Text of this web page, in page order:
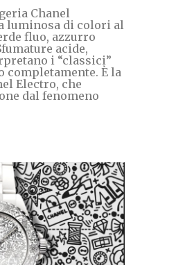
Chanel
luminosa di colori al
fluo, azzurro
acide,
i “classici”
completamente. È la
Electro, che
dal fenomeno